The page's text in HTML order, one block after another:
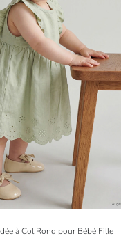
à Col Rond pour Bébé Fille